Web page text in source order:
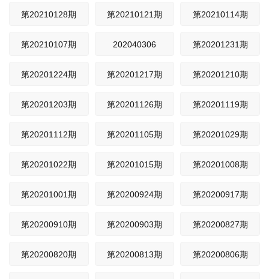
第20210128期 第20210121期 第20210114期
第20210107期 202040306 第20201231期
第20201224期 第20201217期 第20201210期
第20201203期 第20201126期 第20201119期
第20201112期 第20201105期 第20201029期
第20201022期 第20201015期 第20201008期
第20201001期 第20200924期 第20200917期
第20200910期 第20200903期 第20200827期
第20200820期 第20200813期 第20200806期